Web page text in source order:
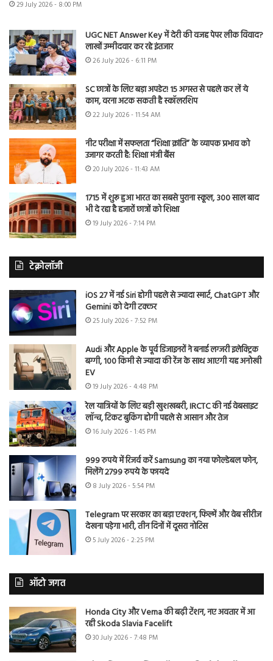
29 July 2026 - 8:00 PM
UGC NET Answer Key में देरी की वजह पेपर लीक विवाद?
लाखों उम्मीदवार कर रहे इंतजार
26 July 2026 - 6:11 PM
SC छात्रों के लिए बड़ा अपडेट! 15 अगस्त से पहले कर लें ये
काम, वरना अटक सकती है स्कॉलरशिप
22 July 2026 - 11:54 AM
नीट परीक्षा में सफलता “शिक्षा क्रांति” के व्यापक प्रभाव को
उजागर करती है: शिक्षा मंत्री बैंस
20 July 2026 - 11:43 AM
1715 में शुरू हुआ भारत का सबसे पुराना स्कूल, 300 साल बाद
भी दे रहा है हजारों छात्रों को शिक्षा
19 July 2026 - 7:14 PM
टेक्नोलॉजी
iOS 27 में नई Siri होगी पहले से ज्यादा स्मार्ट, ChatGPT और
Gemini को देगी टक्कर
25 July 2026 - 7:52 PM
Audi और Apple के पूर्व डिजाइनरों ने बनाई लग्जरी इलेक्ट्रिक
बग्गी, 100 किमी से ज्यादा की रेंज के साथ आएगी यह अनोखी
EV
19 July 2026 - 4:48 PM
रेल यात्रियों के लिए बड़ी खुशखबरी, IRCTC की नई वेबसाइट
लॉन्च, टिकट बुकिंग होगी पहले से आसान और तेज
16 July 2026 - 1:45 PM
999 रुपये में रिजर्व करें Samsung का नया फोल्डेबल फोन,
मिलेंगे 2799 रुपये के फायदे
8 July 2026 - 5:54 PM
Telegram पर सरकार का बड़ा एक्शन, फिल्में और वेब सीरीज
देखना पड़ेगा भारी, तीन दिनों में दूसरा नोटिस
5 July 2026 - 2:25 PM
ऑटो जगत
Honda City और Verna की बढ़ी टेंशन, नए अवतार में आ
रही Skoda Slavia Facelift
30 July 2026 - 7:48 PM